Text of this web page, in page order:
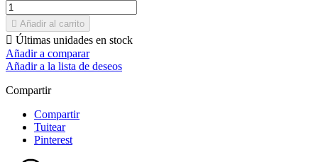
 Añadir al carrito
 Últimas unidades en stock
Añadir a comparar
Añadir a la lista de deseos
Compartir
Compartir
Tuitear
Pinterest